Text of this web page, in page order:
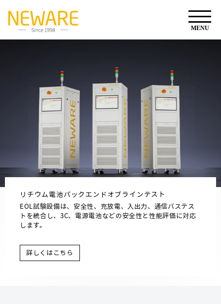
リチウム電池パックエンドオブラインテスト
EOL試験設備は、安全性、充放電、入出力、通信バステス
トを統合し、3C、電源電池などの安全性と性能評価に対応
します。
詳しくはこちら